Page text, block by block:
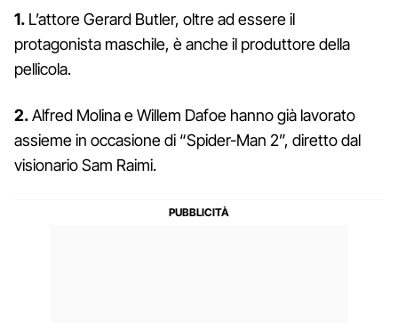
1. L’attore Gerard Butler, oltre ad essere il
protagonista maschile, è anche il produttore della
pellicola.
2.Alfred Molina e Willem Dafoe hanno già lavorato
assieme in occasione di “Spider-Man 2”, diretto dal
visionario Sam Raimi.